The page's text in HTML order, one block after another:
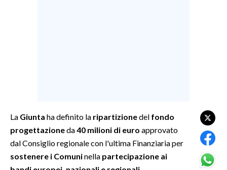
GOSSIP
SALUTE
La Giunta ha definito la ripartizionedel fondo
progettazioneda40 milioni di euro approvato
dal Consiglio regionale con l'ultima Finanziaria per
sostenere i Comuninella partecipazione ai